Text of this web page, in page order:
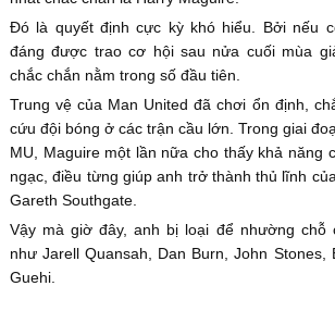
Đó là quyết định cực kỳ khó hiểu. Bởi nếu
đáng được trao cơ hội sau nửa cuối mùa
chắc chắn nằm trong số đầu tiên.
Trung vệ của Man United đã chơi ổn định,
cứu đội bóng ở các trận cầu lớn. Trong giai
MU, Maguire một lần nữa cho thấy khả năng
ngạc, điều từng giúp anh trở thành thủ lĩnh
Gareth Southgate.
Vậy mà giờ đây, anh bị loại để nhường chỗ
như Jarell Quansah, Dan Burn, John Stones,
Guehi.